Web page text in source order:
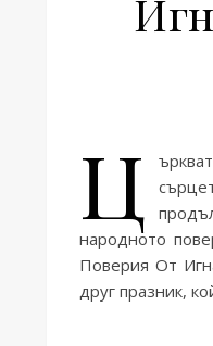
Ц
народното
Поверия От
друг празник,